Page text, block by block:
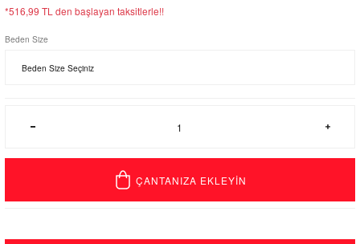
*516,99 TL den başlayan taksitlerle!!
Beden Size
ÇANTANIZA EKLEYİN